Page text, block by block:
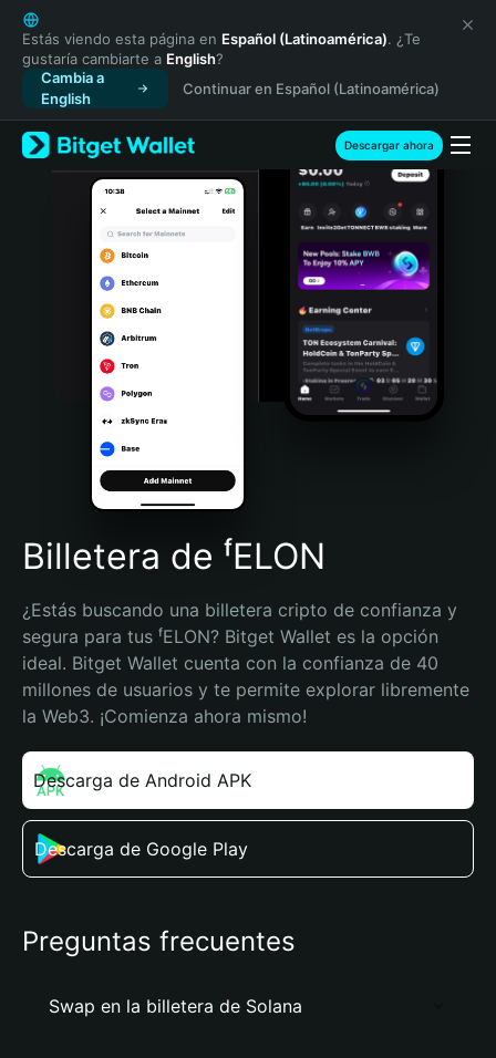
English
日本語
Tiếng Việt
Русский
Español (Latinoamérica)
Türkçe
Italiano
Português (Portugal)
Bahasa Indonesia
Português (Brasil)
Español (Argentina)
Estás viendo esta página en Español (Latinoamérica). ¿Te
gustaría cambiarte a English?
Cambia a
English
Continuar en Español (Latinoamérica)
Descargar ahora
Billetera de ᶠELON
¿Estás buscando una billetera cripto de confianza y
segura para tus ᶠELON? Bitget Wallet es la opción
ideal. Bitget Wallet cuenta con la confianza de 40
millones de usuarios y te permite explorar libremente
la Web3. ¡Comienza ahora mismo!
Descarga de Android APK
Descarga de Google Play
Preguntas frecuentes
Swap en la billetera de Solana